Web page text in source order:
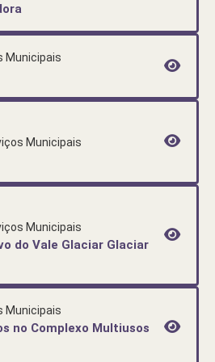
Municipais
Municipais
Municipais
do Vale Glaciar Glaciar
Municipais
no Complexo Multiusos